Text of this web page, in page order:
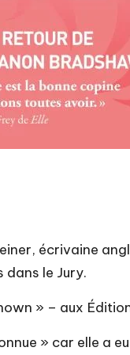
écrivaine
le Jury.
» – aux
» car elle a